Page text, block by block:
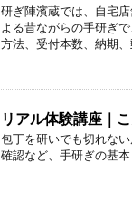
研ぎ陣濱蔵では、自宅
よる昔ながらの手研ぎ
方法、受付本数、納期
リアル体験講座｜
包丁を研いでも切れな
確認など、手研ぎの基